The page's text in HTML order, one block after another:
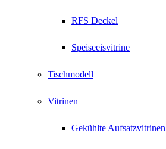
RFS Deckel
Speiseeisvitrine
Tischmodell
Vitrinen
Gekühlte Aufsatzvitrinen